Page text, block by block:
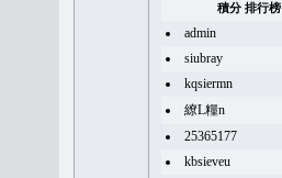
積分 排行榜
admin
siubray
kqsiermn
繚L糧n
25365177
kbsieveu